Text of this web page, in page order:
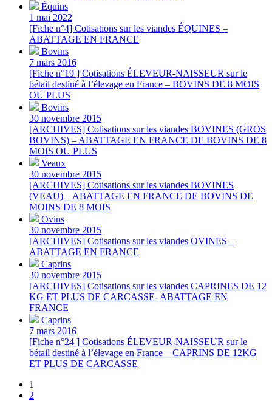
Équins
1 mai 2022
[Fiche n°4] Cotisations sur les viandes ÉQUINES –
ABATTAGE EN FRANCE
Bovins
7 mars 2016
[Fiche n°19 ] Cotisations ÉLEVEUR-NAISSEUR sur le
bétail destiné à l’élevage en France – BOVINS DE 8 MOIS
OU PLUS
Bovins
30 novembre 2015
[ARCHIVES] Cotisations sur les viandes BOVINES (GROS
BOVINS) – ABATTAGE EN FRANCE DE BOVINS DE 8
MOIS OU PLUS
Veaux
30 novembre 2015
[ARCHIVES] Cotisations sur les viandes BOVINES
(VEAU) – ABATTAGE EN FRANCE DE BOVINS DE
MOINS DE 8 MOIS
Ovins
30 novembre 2015
[ARCHIVES] Cotisations sur les viandes OVINES –
ABATTAGE EN FRANCE
Caprins
30 novembre 2015
[ARCHIVES] Cotisations sur les viandes CAPRINES DE 12
KG ET PLUS DE CARCASSE- ABATTAGE EN
FRANCE
Caprins
7 mars 2016
[Fiche n°24 ] Cotisations ÉLEVEUR-NAISSEUR sur le
bétail destiné à l’élevage en France – CAPRINS DE 12KG
ET PLUS DE CARCASSE
1
2